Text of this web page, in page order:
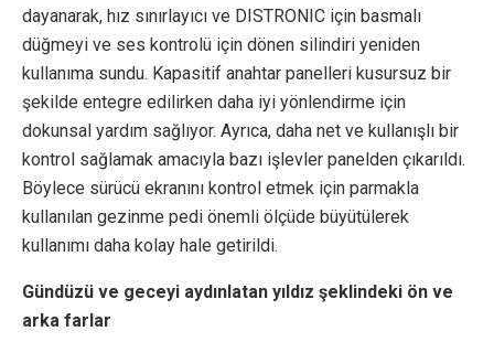
dayanarak, hız sınırlayıcı ve DISTRONIC için basmalı
düğmeyi ve ses kontrolü için dönen silindiri yeniden
kullanıma sundu. Kapasitif anahtar panelleri kusursuz bir
şekilde entegre edilirken daha iyi yönlendirme için
dokunsal yardım sağlıyor. Ayrıca, daha net ve kullanışlı bir
kontrol sağlamak amacıyla bazı işlevler panelden çıkarıldı.
Böylece sürücü ekranını kontrol etmek için parmakla
kullanılan gezinme pedi önemli ölçüde büyütülerek
kullanımı daha kolay hale getirildi.
Gündüzü ve geceyi aydınlatan yıldız şeklindeki ön ve
arka farlar